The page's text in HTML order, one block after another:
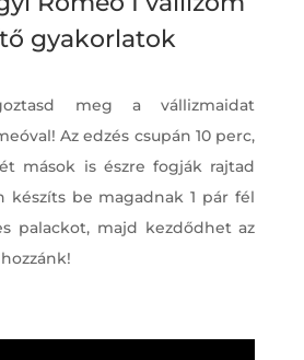
gyakorlatok
meg a vállizmaidat
Az edzés csupán 10 perc,
mások is észre fogják rajtad
készíts be magadnak 1 pár fél
palackot, majd kezdődhet az